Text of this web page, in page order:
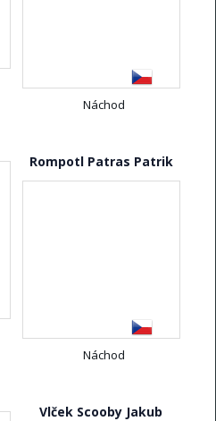
Náchod
Rompotl Patras Patrik
Náchod
Vlček Scooby Jakub